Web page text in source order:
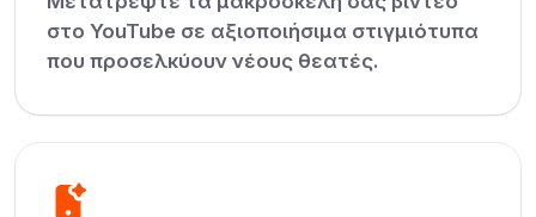
στο YouTube σε αξιοποιήσιμα στιγμιότυπα
που προσελκύουν νέους θεατές.